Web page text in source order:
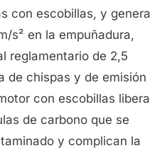
con escobillas, y genera
s² en la empuñadura,
reglamentario de 2,5
de chispas y de emisión
con escobillas libera
de carbono que se
y complican la